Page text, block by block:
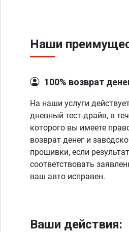
Наши
100% возврат
На наши услуги
дневный тест-драйв, в
которого вы имеете
возврат денег и
прошивки, если
соответствовать
ваш авто исправен.
Ваши действия: